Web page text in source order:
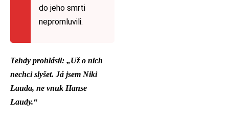
do jeho smrti
nepromluvili.
Tehdy prohlásil: „Už o nich
nechci slyšet. Já jsem Niki
Lauda, ne vnuk Hanse
Laudy.“